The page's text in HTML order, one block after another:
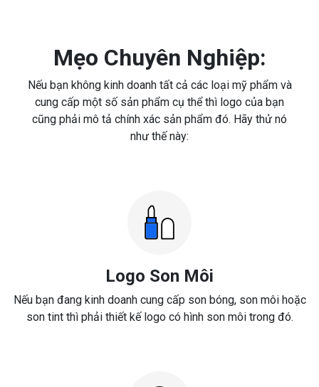
Mẹo Chuyên Nghiệp:
Nếu bạn không kinh doanh tất cả các loại mỹ phẩm và
cung cấp một số sản phẩm cụ thể thì logo của bạn
cũng phải mô tả chính xác sản phẩm đó. Hãy thử nó
như thế này:
Logo Son Môi
Nếu bạn đang kinh doanh cung cấp son bóng, son môi hoặc
son tint thì phải thiết kế logo có hình son môi trong đó.